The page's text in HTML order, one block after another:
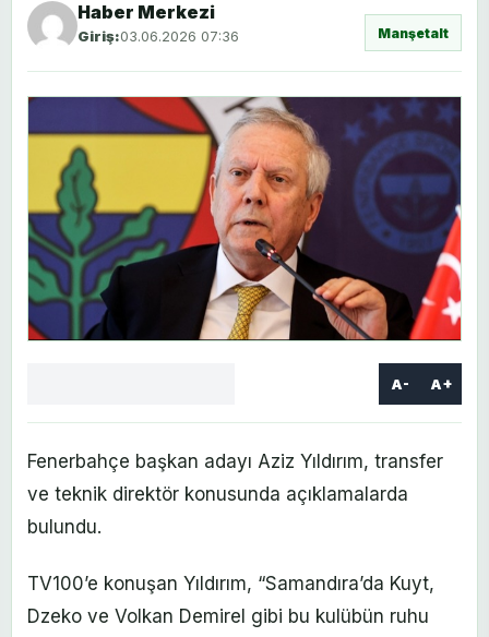
Haber Merkezi
Giriş:03.06.2026 07:36 Manşetalt
A- A+
Fenerbahçe başkan adayı Aziz Yıldırım, transfer
ve teknik direktör konusunda açıklamalarda
bulundu.
TV100’e konuşan Yıldırım, “Samandıra’da Kuyt,
Dzeko ve Volkan Demirel gibi bu kulübün ruhu